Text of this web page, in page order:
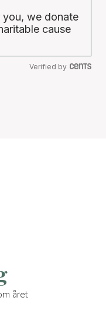
we donate
cause
Verified by
året